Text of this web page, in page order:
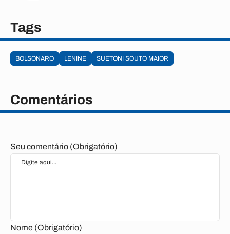
Tags
BOLSONARO LENINE SUETONI SOUTO MAIOR
Comentários
Seu comentário (Obrigatório)
Nome (Obrigatório)